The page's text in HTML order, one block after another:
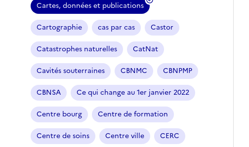
Cartes, données et publications
(
l
t
r
e
s
e
c
Cartographie cas par cas Castor
Catastrophes naturelles CatNat
Cavités souterraines CBNMC CBNPMP
CBNSA Ce qui change au 1er janvier 2022
Centre bourg Centre de formation
Centre de soins Centre ville CERC